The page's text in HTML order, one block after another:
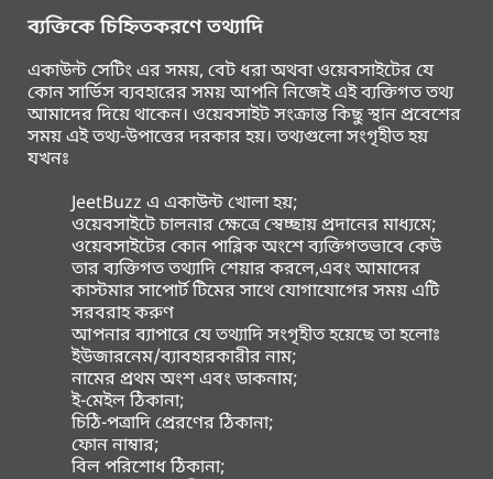
ব্যক্তিকে চিহ্নিতকরণে তথ্যাদি
একাউন্ট সেটিং এর সময়, বেট ধরা অথবা ওয়েবসাইটের যে
কোন সার্ভিস ব্যবহারের সময় আপনি নিজেই এই ব্যক্তিগত তথ্য
আমাদের দিয়ে থাকেন। ওয়েবসাইট সংক্রান্ত কিছু স্থান প্রবেশের
সময় এই তথ্য-উপাত্তের দরকার হয়। তথ্যগুলো সংগৃহীত হয়
যখনঃ
JeetBuzz এ একাউন্ট খোলা হয়;
ওয়েবসাইটে চালনার ক্ষেত্রে স্বেচ্ছায় প্রদানের মাধ্যমে;
ওয়েবসাইটের কোন পাব্লিক অংশে ব্যক্তিগতভাবে কেউ
তার ব্যক্তিগত তথ্যাদি শেয়ার করলে,এবং আমাদের
কাস্টমার সাপোর্ট টিমের সাথে যোগাযোগের সময় এটি
সরবরাহ করুণ
আপনার ব্যাপারে যে তথ্যাদি সংগৃহীত হয়েছে তা হলোঃ
ইউজারনেম/ব্যাবহারকারীর নাম;
নামের প্রথম অংশ এবং ডাকনাম;
ই-মেইল ঠিকানা;
চিঠি-পত্রাদি প্রেরণের ঠিকানা;
ফোন নাম্বার;
বিল পরিশোধ ঠিকানা;